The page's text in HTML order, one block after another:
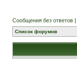
Сообщения без ответов |
Список форумов